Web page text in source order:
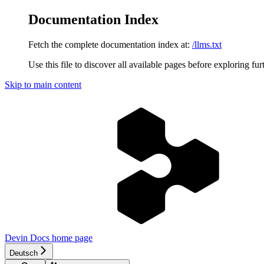
Documentation Index
Fetch the complete documentation index at: /llms.txt
Use this file to discover all available pages before exploring
Skip to main content
Devin Docs home page
Deutsch